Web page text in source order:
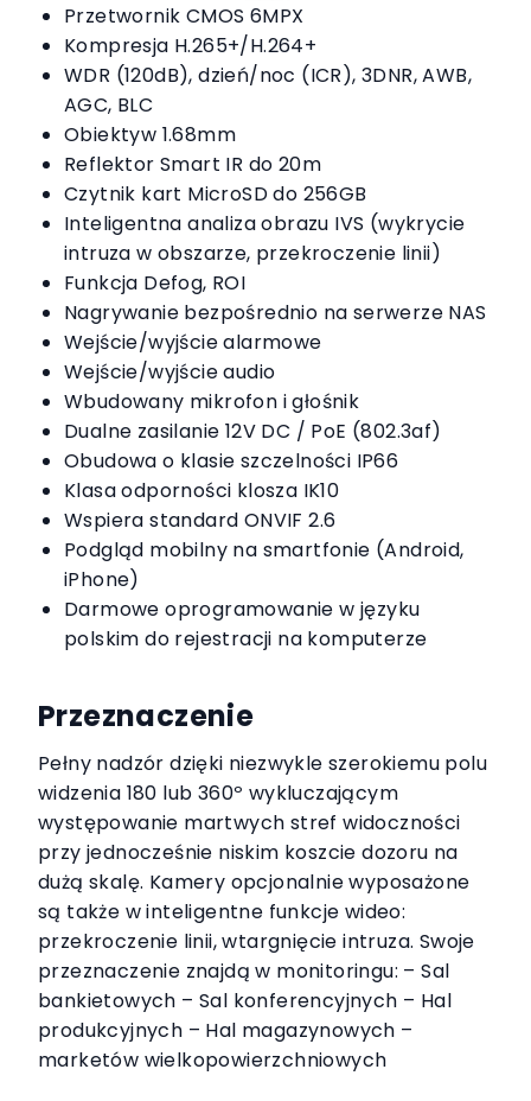
Przetwornik CMOS 6MPX
Kompresja H.265+/H.264+
WDR (120dB), dzień/noc (ICR), 3DNR, AWB,
AGC, BLC
Obiektyw 1.68mm
Reflektor Smart IR do 20m
Czytnik kart MicroSD do 256GB
Inteligentna analiza obrazu IVS (wykrycie
intruza w obszarze, przekroczenie linii)
Funkcja Defog, ROI
Nagrywanie bezpośrednio na serwerze NAS
Wejście/wyjście alarmowe
Wejście/wyjście audio
Wbudowany mikrofon i głośnik
Dualne zasilanie 12V DC / PoE (802.3af)
Obudowa o klasie szczelności IP66
Klasa odporności klosza IK10
Wspiera standard ONVIF 2.6
Podgląd mobilny na smartfonie (Android,
iPhone)
Darmowe oprogramowanie w języku
polskim do rejestracji na komputerze
Przeznaczenie
Pełny nadzór dzięki niezwykle szerokiemu polu
widzenia 180 lub 360º wykluczającym
występowanie martwych stref widoczności
przy jednocześnie niskim koszcie dozoru na
dużą skalę. Kamery opcjonalnie wyposażone
są także w inteligentne funkcje wideo:
przekroczenie linii, wtargnięcie intruza. Swoje
przeznaczenie znajdą w monitoringu: – Sal
bankietowych – Sal konferencyjnych – Hal
produkcyjnych – Hal magazynowych –
marketów wielkopowierzchniowych